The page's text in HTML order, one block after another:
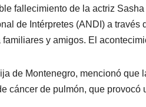
fallecimiento de la actriz
de Intérpretes (ANDI) a
y amigos. El
de Montenegro, mencionó
cáncer de pulmón, que provocó